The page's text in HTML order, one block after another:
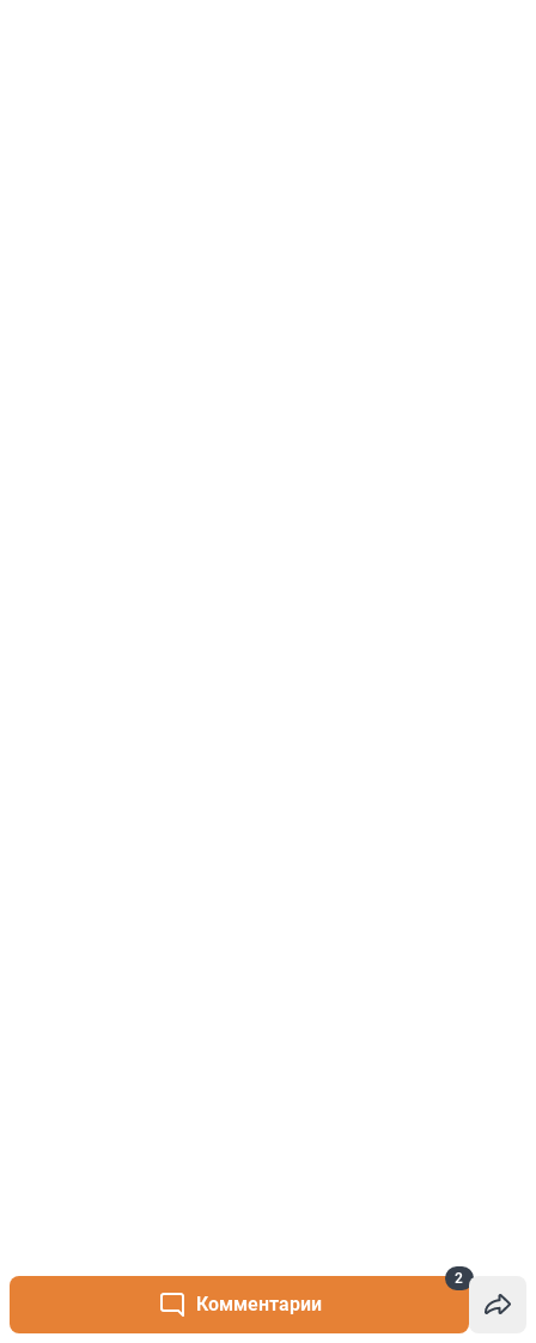
Комментарии
2